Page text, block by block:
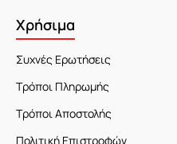
Χρήσιμα
Συχνές Ερωτήσεις
Τρόποι Πληρωμής
Τρόποι Αποστολής
Πολιτική Επιστροφών